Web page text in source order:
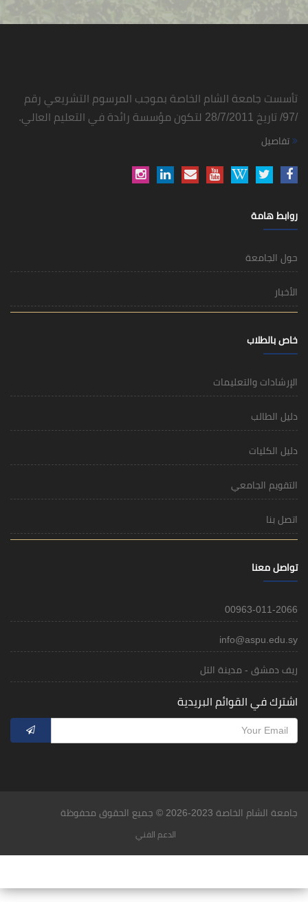
تأسست جامعة الشام الخاصة بموجب المرسوم التشريعي رقم
تفاصيل
روابط هامة
حول الجامعة
الأخبار
خاص بالطلاب
الإرشادات والتعليمات
دليل الطالب
دليل الكليات
التقويم الجامعي
اتصل بنا
تواصل معنا
00963-011-2066
info@aspu.edu.sy
ريف دمشق - مدينة التل
اشترك في القوائم البريدية
جامعة الشام الخاصة 2023-2026 © جميع الحقوق محفوظة
الدعم الفني